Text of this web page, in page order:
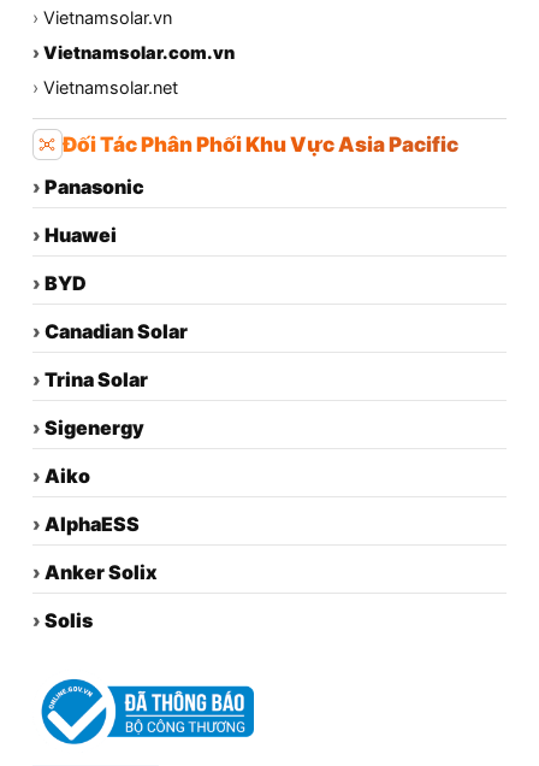
WebSite Cùng Công Ty
›Vietnamsolar.vn
Vietnamsolar.com.vn
›Vietnamsolar.net
›Panasonic
›Huawei
›BYD
›Canadian Solar
›Trina Solar
›Sigenergy
›Aiko
Anker Solix
Solis